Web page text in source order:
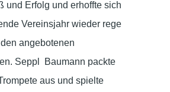
und Erfolg und erhoffte sich
Vereinsjahr wieder rege
angebotenen
Seppl
Baumann packte
aus und spielte